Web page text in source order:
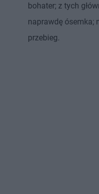
bohater; z tych
naprawdę ósemka;
przebieg.